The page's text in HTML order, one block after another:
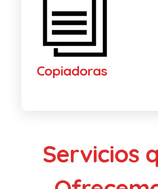
Copiadoras
Servicios